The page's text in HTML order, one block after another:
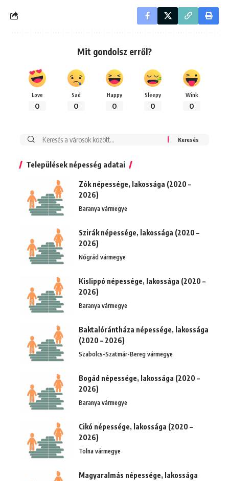
Mit gondolsz erről?
Love
0
Sad
0
Happy
0
Sleepy
0
Wink
0
Keresés:
Települések népesség adatai
Zók népessége, lakossága (2020 –
2026)
Baranya vármegye
Szirák népessége, lakossága (2020 –
2026)
Nógrád vármegye
Kislippó népessége, lakossága (2020 –
2026)
Baranya vármegye
Baktalórántháza népessége, lakossága
(2020 – 2026)
Szabolcs-Szatmár-Bereg vármegye
Bogád népessége, lakossága (2020 –
2026)
Baranya vármegye
Cikó népessége, lakossága (2020 –
2026)
Tolna vármegye
Magyaralmás népessége, lakossága